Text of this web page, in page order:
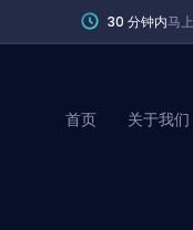
30 分钟内马
首页 关于我们